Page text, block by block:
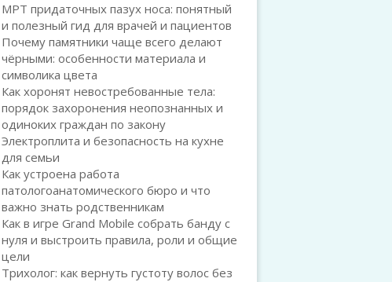
МРТ придаточных пазух носа: понятный
и полезный гид для врачей и пациентов
Почему памятники чаще всего делают
чёрными: особенности материала и
символика цвета
Как хоронят невостребованные тела:
порядок захоронения неопознанных и
одиноких граждан по закону
Электроплита и безопасность на кухне
для семьи
Как устроена работа
патологоанатомического бюро и что
важно знать родственникам
Как в игре Grand Mobile собрать банду с
нуля и выстроить правила, роли и общие
цели
Трихолог: как вернуть густоту волос без